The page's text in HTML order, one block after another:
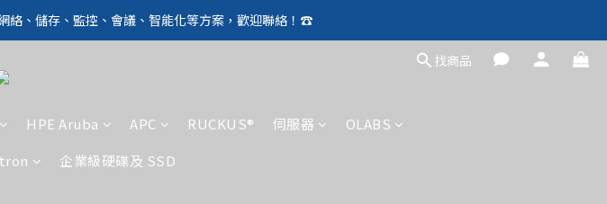
享免運優惠！（SSD、HDD、UPS 除外）🛍️
找商品
HPE Aruba APC RUCKUS® 伺服器
OLABS
企業級硬碟及 SSD